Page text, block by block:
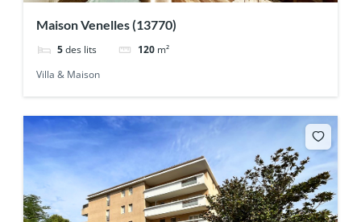
Maison Venelles (13770)
5 des lits 120 m²
Villa & Maison